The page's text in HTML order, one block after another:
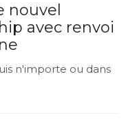
nouvel
avec renvoi
n'importe ou dans